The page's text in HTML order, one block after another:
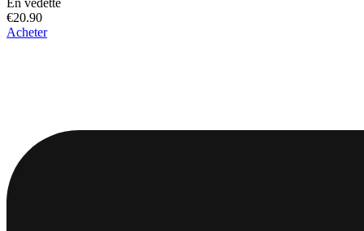
En vedette
€20.90
Acheter